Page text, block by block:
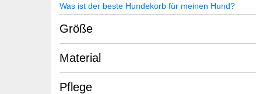
Was ist der beste Hundekorb für meinen Hund?
Größe
Material
Pflege